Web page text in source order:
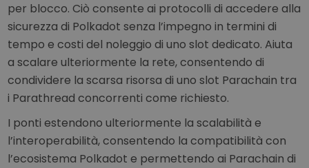
per blocco. Ciò consente ai protocolli di accedere alla
sicurezza di Polkadot senza l’impegno in termini di
tempo e costi del noleggio di uno slot dedicato. Aiuta
a scalare ulteriormente la rete, consentendo di
condividere la scarsa risorsa di uno slot Parachain tra
i Parathread concorrenti come richiesto.
I ponti estendono ulteriormente la scalabilità e
l’interoperabilità, consentendo la compatibilità con
l’ecosistema Polkadot e permettendo ai Parachain di